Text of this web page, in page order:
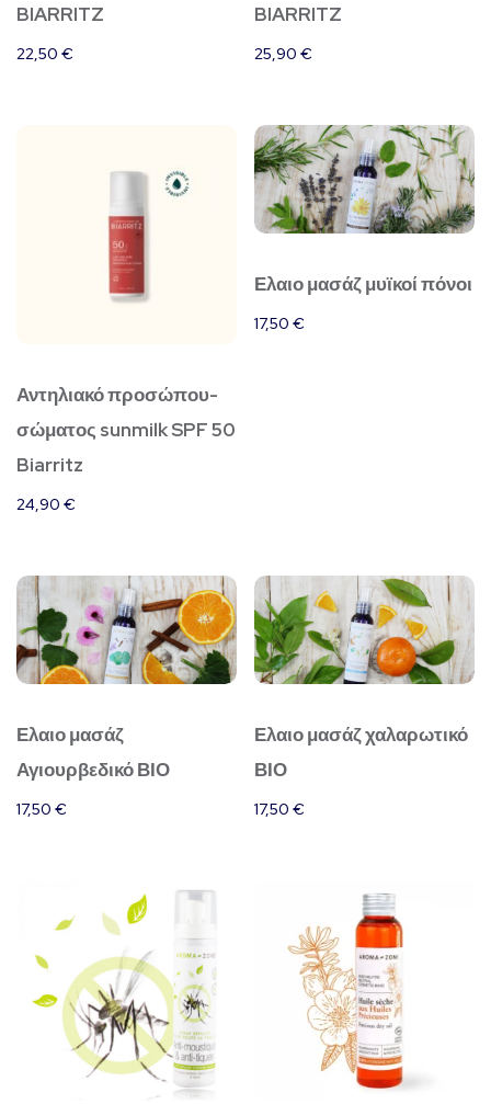
BIARRITZ
22,50 €
BIARRITZ
25,90€
Αντηλιακό προσώπου-
σώματος sunmilk SPF 50
Biarritz
24,90 €
Ελαιο μασάζ μυϊκοί πόνοι
17,50€
Ελαιο μασάζ
Αγιουρβεδικό ΒΙΟ
17,50 €
Ελαιο μασάζ χαλαρωτικό
ΒΙΟ
17,50€